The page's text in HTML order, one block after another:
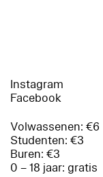
Instagram
Facebook
Volwassenen: €6
Studenten: €3
Buren: €3
0 – 18 jaar: gratis